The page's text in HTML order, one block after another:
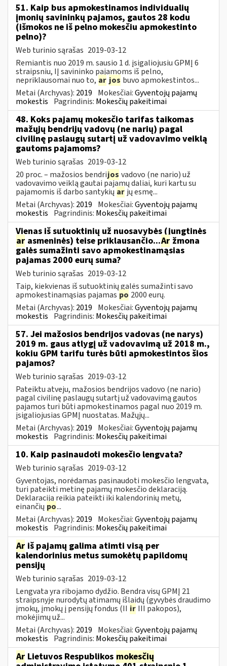
51. Kaip bus apmokestinamos individualių
įmonių savininkų pajamos, gautos 28 kodu
(išmokos ne iš pelno mokesčiu apmokestinto
pelno)?
Web turinio sąrašas 2019-03-12
Remiantis nuo 2019 m. sausio 1 d. įsigaliojusiu GPMĮ 6
straipsniu, IĮ savininko pajamoms iš pelno,
nepriklausomai nuo to, ar jos buvo apmokestintos...
Metai (Archyvas): 2019 Mokesčiai:Gyventojų pajamų
mokestis Pagrindinis: Mokesčių pakeitimai
48. Koks pajamų mokesčio tarifas taikomas
mažųjų bendrijų vadovų (ne narių) pagal
civilinę paslaugų sutartį už vadovavimo veiklą
gautoms pajamoms?
Web turinio sąrašas 2019-03-12
20 proc. – mažosios bendrijos vadovo (ne nario) už
vadovavimo veiklą gautai pajamų daliai, kuri kartu su
pajamomis iš darbo santykių ar jų esmę...
Metai (Archyvas): 2019 Mokesčiai:Gyventojų pajamų
mokestis Pagrindinis: Mokesčių pakeitimai
Vienas iš sutuoktinių už nuosavybės (jungtinės
ar asmeninės) teise priklausančio...Ar žmona
galės sumažinti savo apmokestinamąsias
pajamas 2000 eurų suma?
Web turinio sąrašas 2019-03-12
Taip, kiekvienas iš sutuoktinių galės sumažinti savo
apmokestinamąsias pajamas po 2000 eurų.
Metai (Archyvas): 2019 Mokesčiai:Gyventojų pajamų
mokestis Pagrindinis: Mokesčių pakeitimai
57. Jei mažosios bendrijos vadovas (ne narys)
2019 m. gaus atlygį už vadovavimą už 2018 m.,
kokiu GPM tarifu turės būti apmokestintos šios
pajamos?
Web turinio sąrašas 2019-03-12
Pateiktu atveju, mažosios bendrijos vadovo (ne nario)
pagal civilinę paslaugų sutartį už vadovavimą gautos
pajamos turi būti apmokestinamos pagal nuo 2019 m.
įsigaliojusias GPMĮ nuostatas. Mažųjų...
Metai (Archyvas): 2019 Mokesčiai:Gyventojų pajamų
mokestis Pagrindinis: Mokesčių pakeitimai
10. Kaip pasinaudoti mokesčio lengvata?
Web turinio sąrašas 2019-03-12
Gyventojas, norėdamas pasinaudoti mokesčio lengvata,
turi pateikti metinę pajamų mokesčio deklaraciją.
Deklaraciją reikia pateikti iki kalendorinių metų,
einančių po...
Metai (Archyvas): 2019 Mokesčiai:Gyventojų pajamų
mokestis Pagrindinis: Mokesčių pakeitimai
Ar iš pajamų galima atimti visą per
kalendorinius metus sumokėtų papildomų
pensijų
Web turinio sąrašas 2019-03-12
Lengvata yra ribojamo dydžio. Bendra visų GPMĮ 21
straipsnyje nurodytų atimamų išlaidų (gyvybės draudimo
įmokų, įmokų į pensijų fondus (II ir III pakopos),
mokėjimų už...
Metai (Archyvas): 2019 Mokesčiai:Gyventojų pajamų
mokestis Pagrindinis: Mokesčių pakeitimai
Ar Lietuvos Respublikos mokesčių